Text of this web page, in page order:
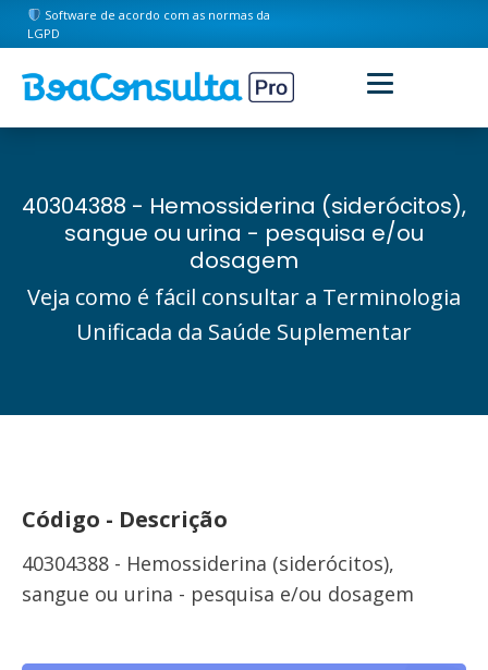
Software de acordo com as normas da
LGPD
40304388 - Hemossiderina (siderócitos),
sangue ou urina - pesquisa e/ou
dosagem
Veja como é fácil consultar a Terminologia
Unificada da Saúde Suplementar
Código - Descrição
40304388 - Hemossiderina (siderócitos),
sangue ou urina - pesquisa e/ou dosagem